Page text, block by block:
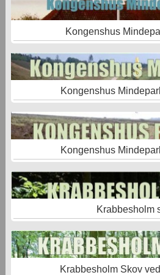
Kongenshus
Kongenshus
Kongenshus
Krabbesholm
Krabbesholm Skov